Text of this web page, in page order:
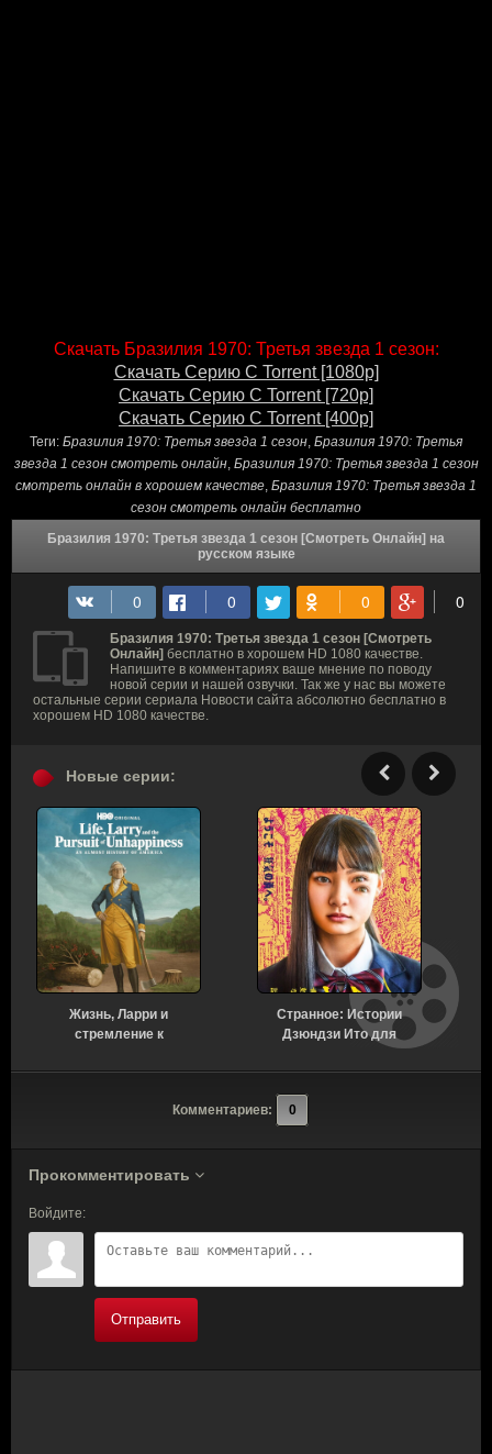
Скачать Бразилия 1970: Третья звезда 1 сезон:
Скачать Серию С Torrent [1080p]
Скачать Серию С Torrent [720p]
Скачать Серию С Torrent [400p]
Теги: Бразилия 1970: Третья звезда 1 сезон, Бразилия 1970: Третья
звезда 1 сезон смотреть онлайн, Бразилия 1970: Третья звезда 1 сезон
смотреть онлайн в хорошем качестве, Бразилия 1970: Третья звезда 1
сезон смотреть онлайн бесплатно
Бразилия 1970: Третья звезда 1 сезон [Смотреть Онлайн] на
русском языке
Бразилия 1970: Третья звезда 1 сезон [Смотреть
Онлайн] бесплатно в хорошем HD 1080 качестве.
Напишите в комментариях ваше мнение по поводу
новой серии и нашей озвучки. Так же у нас вы можете
остальные серии сериала Новости сайта абсолютно бесплатно в
хорошем HD 1080 качестве.
Новые серии:
Жизнь, Ларри и
стремление к
история Америки 1 сезон
Странное: Истории
Дзюндзи Ито для
сезон 6 серия [Смотреть
Комментариев:
0
Прокомментировать
Войдите:
Отправить